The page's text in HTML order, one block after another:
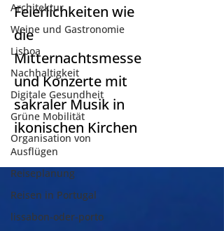
Architektur
Weine und Gastronomie
Lisboa
Nachhaltigkeit
Digitale Gesundheit
Grüne Mobilität
Organisation von
Ausflügen
Reiseplanung
Reisen in Portugal
lissabon-oder-porto
Feierlichkeiten wie
die
Mitternachtsmesse
und Konzerte mit
sakraler Musik in
ikonischen Kirchen